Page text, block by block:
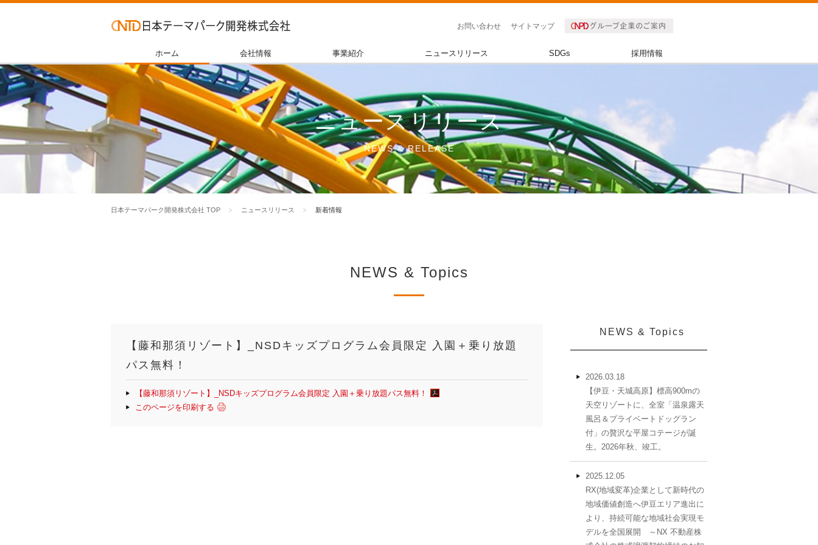
お問い合わせ サイトマップ
ホーム 会社情報 事業紹介 ニュースリリース SDGs 採用情報
ニュースリリース
NEWS & RELEASE
日本テーマパーク開発株式会社 TOP ニュースリリース 新着情報
NEWS & Topics
【藤和那須リゾート】_NSDキッズプログラム会員限定 入園＋乗り放題
パス無料！
【藤和那須リゾート】_NSDキッズプログラム会員限定 入園＋乗り放題パス無料！
このページを印刷する
NEWS & Topics
2026.03.18
【伊豆・天城高原】標高900mの
天空リゾートに、全室「温泉露天
風呂＆プライベートドッグラン
付」の贅沢な平屋コテージが誕
生。2026年秋、竣工。
2025.12.05
RX(地域変革)企業として新時代の
地域価値創造へ伊豆エリア進出に
より、持続可能な地域社会実現モ
デルを全国展開 ～NX 不動産株